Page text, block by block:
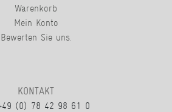
Warenkorb
Mein Konto
Bewerten Sie uns.
KONTAKT
(0) 78 42 98 61 0